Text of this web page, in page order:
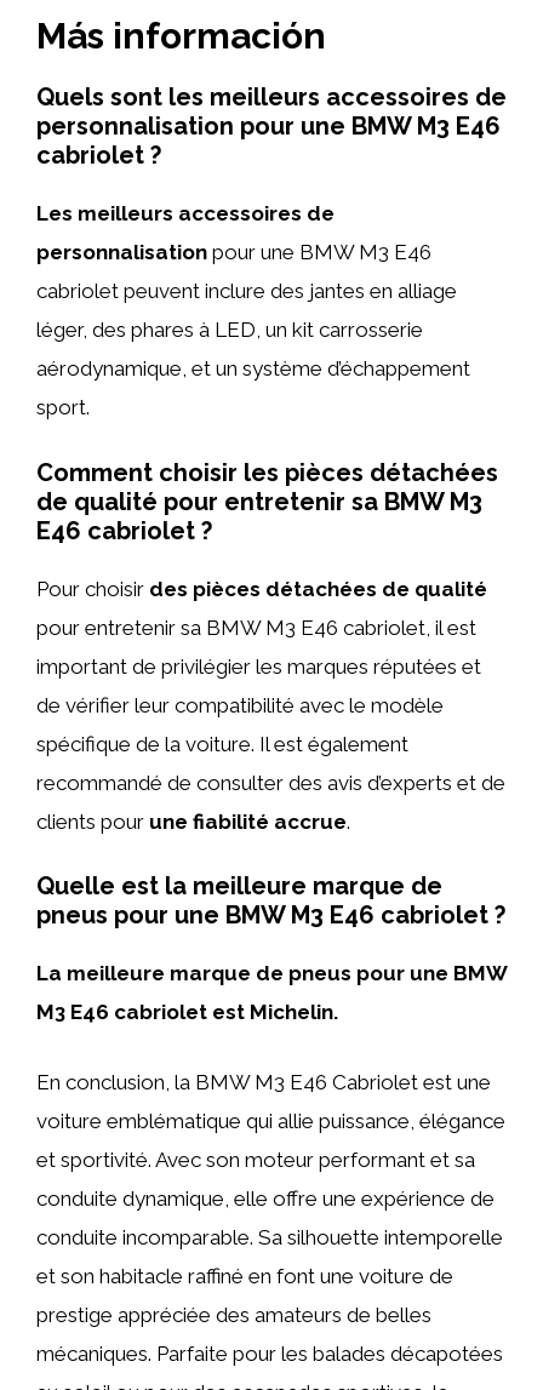
Más información
Quels sont les meilleurs accessoires de
personnalisation pour une BMW M3 E46
cabriolet ?
Les meilleurs accessoires de
personnalisation pour une BMW M3 E46
cabriolet peuvent inclure des jantes en alliage
léger, des phares à LED, un kit carrosserie
aérodynamique, et un système d’échappement
sport.
Comment choisir les pièces détachées
de qualité pour entretenir sa BMW M3
E46 cabriolet ?
Pour choisir des pièces détachées de qualité
pour entretenir sa BMW M3 E46 cabriolet, il est
important de privilégier les marques réputées et
de vérifier leur compatibilité avec le modèle
spécifique de la voiture. Il est également
recommandé de consulter des avis d’experts et de
clients pour une fiabilité accrue.
Quelle est la meilleure marque de
pneus pour une BMW M3 E46 cabriolet ?
La meilleure marque de pneus pour une BMW
M3 E46 cabriolet est Michelin.
En conclusion, la BMW M3 E46 Cabriolet est une
voiture emblématique qui allie puissance, élégance
et sportivité. Avec son moteur performant et sa
conduite dynamique, elle offre une expérience de
conduite incomparable. Sa silhouette intemporelle
et son habitacle raffiné en font une voiture de
prestige appréciée des amateurs de belles
mécaniques. Parfaite pour les balades décapotées